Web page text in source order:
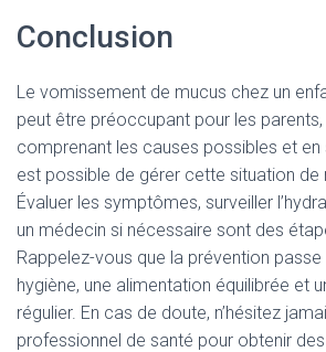
Conclusion
Le vomissement de mucus chez un
peut être préoccupant pour les parents,
comprenant les causes possibles et en
est possible de gérer cette situation
Évaluer les symptômes, surveiller
un médecin si nécessaire sont des
Rappelez-vous que la prévention passe
hygiène, une alimentation équilibrée et
régulier. En cas de doute, n’hésitez
professionnel de santé pour obtenir